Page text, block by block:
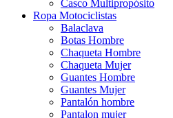
Casco Multipropósito
Ropa Motociclistas
Balaclava
Botas Hombre
Chaqueta Hombre
Chaqueta Mujer
Guantes Hombre
Guantes Mujer
Pantalón hombre
Pantalon mujer